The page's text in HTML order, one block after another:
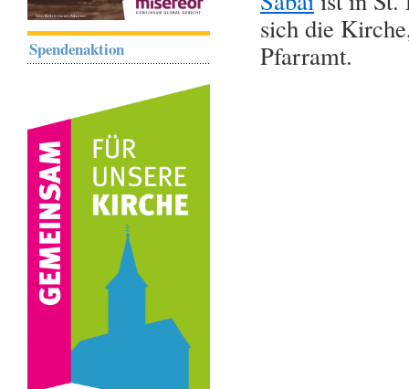
sich die
Pfarramt.
Spendenaktion